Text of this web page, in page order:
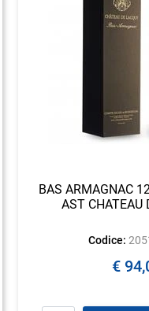
BAS ARMAGNAC
AST CHATEAU
Codice:
€